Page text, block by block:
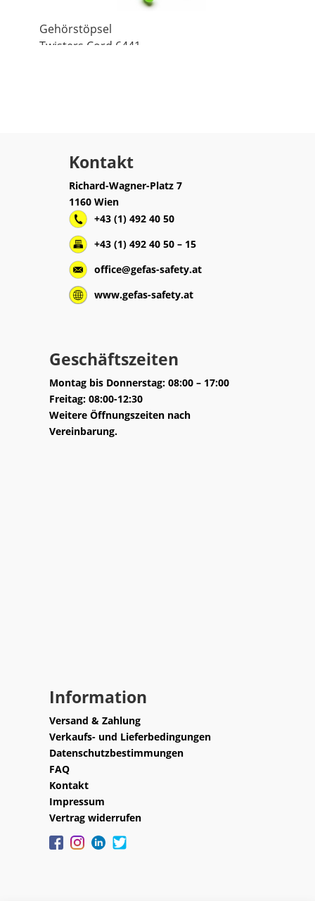
Gehörstöpsel
Twisters Cord 6441
Kontakt
Richard-Wagner-Platz 7
1160 Wien
+43 (1) 492 40 50
+43 (1) 492 40 50 – 15
office@gefas-safety.at
www.gefas-safety.at
Geschäftszeiten
Montag bis Donnerstag: 08:00 – 17:00
Freitag: 08:00-12:30
Weitere Öffnungszeiten nach
Vereinbarung.
Information
Versand & Zahlung
Verkaufs- und Lieferbedingungen
Datenschutzbestimmungen
FAQ
Kontakt
Impressum
Vertrag widerrufen